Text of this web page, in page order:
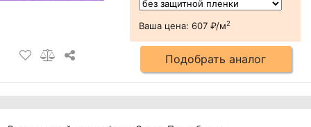
Ваша цена: 607 ₽/м2
Подобрать аналог